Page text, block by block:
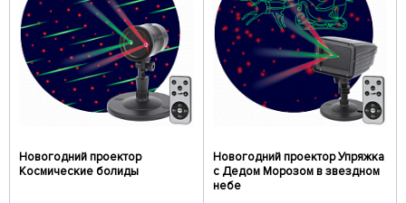
Новогодний проектор
Космические болиды
Новогодний проектор Упряжка
с Дедом Морозом в звездном
небе